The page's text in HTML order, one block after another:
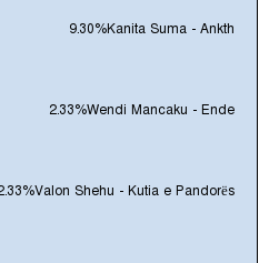
Kanita Suma - Ankth
9.30%
Wendi Mancaku - Ende
2.33%
Valon Shehu - Kutia e Pandorës
2.33%